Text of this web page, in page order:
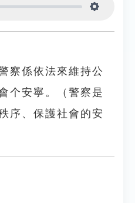
察係依法來維持公
个安寧。（警察是
序、保護社會的安